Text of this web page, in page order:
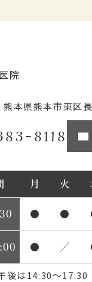
熊本県熊本市東区
8118
月 火
● ●
● ／
は14:30～17:30